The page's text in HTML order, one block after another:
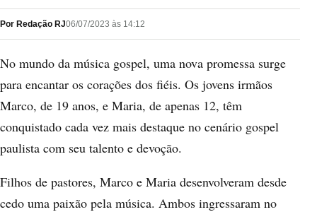
Por Redação RJ06/07/2023 às 14:12
No mundo da música gospel, uma nova promessa surge
para encantar os corações dos fiéis. Os jovens irmãos
Marco, de 19 anos, e Maria, de apenas 12, têm
conquistado cada vez mais destaque no cenário gospel
paulista com seu talento e devoção.
Filhos de pastores, Marco e Maria desenvolveram desde
cedo uma paixão pela música. Ambos ingressaram no